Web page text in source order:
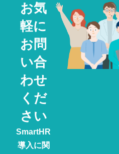
お気
軽に
お問
い合
わせ
くだ
さい
SmartHR
導入に関